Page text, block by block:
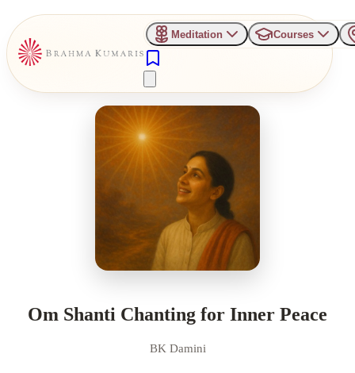
Meditation Courses
Om Shanti Chanting for Inner Peace
BK Damini